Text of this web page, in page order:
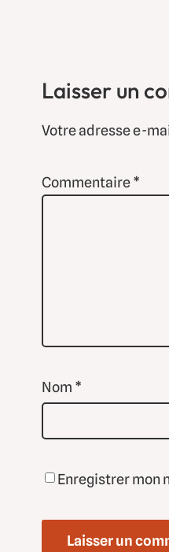
Laisser un
Votre adresse e-
Commentaire*
Nom *
Enregistrer mon